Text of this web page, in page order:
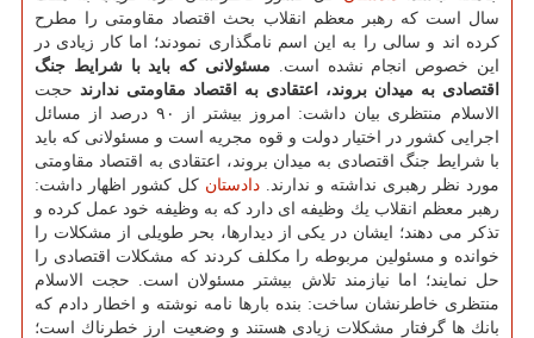
سال است كه رهبر معظم انقلاب بحث اقتصاد مقاومتی را مطرح
كرده اند و سالی را به این اسم نامگذاری نمودند؛ اما كار زیادی در
این خصوص انجام نشده است. مسئولانی كه باید با شرایط جنگ
اقتصادی به میدان بروند، اعتقادی به اقتصاد مقاومتی ندارند حجت
الاسلام منتظری بیان داشت: امروز بیشتر از ۹۰ درصد از مسائل
اجرایی كشور در اختیار دولت و قوه مجریه است و مسئولانی كه باید
با شرایط جنگ اقتصادی به میدان بروند، اعتقادی به اقتصاد مقاومتی
مورد نظر رهبری نداشته و ندارند. دادستان كل كشور اظهار داشت:
رهبر معظم انقلاب یك وظیفه ای دارد كه به وظیفه خود عمل كرده و
تذكر می دهند؛ ایشان در یكی از دیدارها، بحر طویلی از مشكلات را
خوانده و مسئولین مربوطه را مكلف كردند كه مشكلات اقتصادی را
حل نمایند؛ اما نیازمند تلاش بیشتر مسئولان است. حجت الاسلام
منتظری خاطرنشان ساخت: بنده بارها نامه نوشته و اخطار دادم كه
بانك ها گرفتار مشكلات زیادی هستند و وضعیت ارز خطرناك است؛